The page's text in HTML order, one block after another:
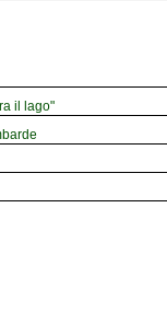
il lago"